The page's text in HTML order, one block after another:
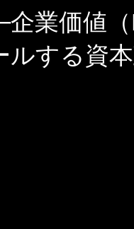
業価値
ルする資